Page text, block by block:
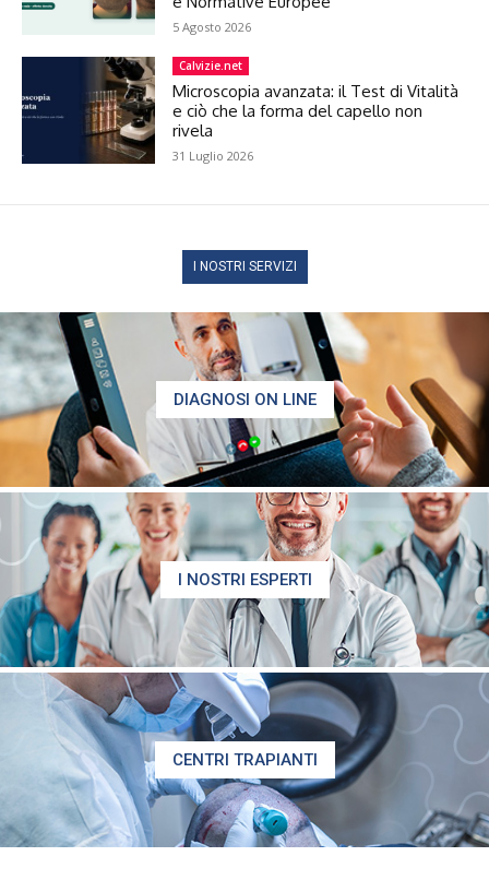
5 Agosto 2026
Calvizie.net
Microscopia avanzata: il Test di Vitalità
e ciò che la forma del capello non
rivela
31 Luglio 2026
I NOSTRI SERVIZI
DIAGNOSI ON LINE
I NOSTRI ESPERTI
CENTRI TRAPIANTI